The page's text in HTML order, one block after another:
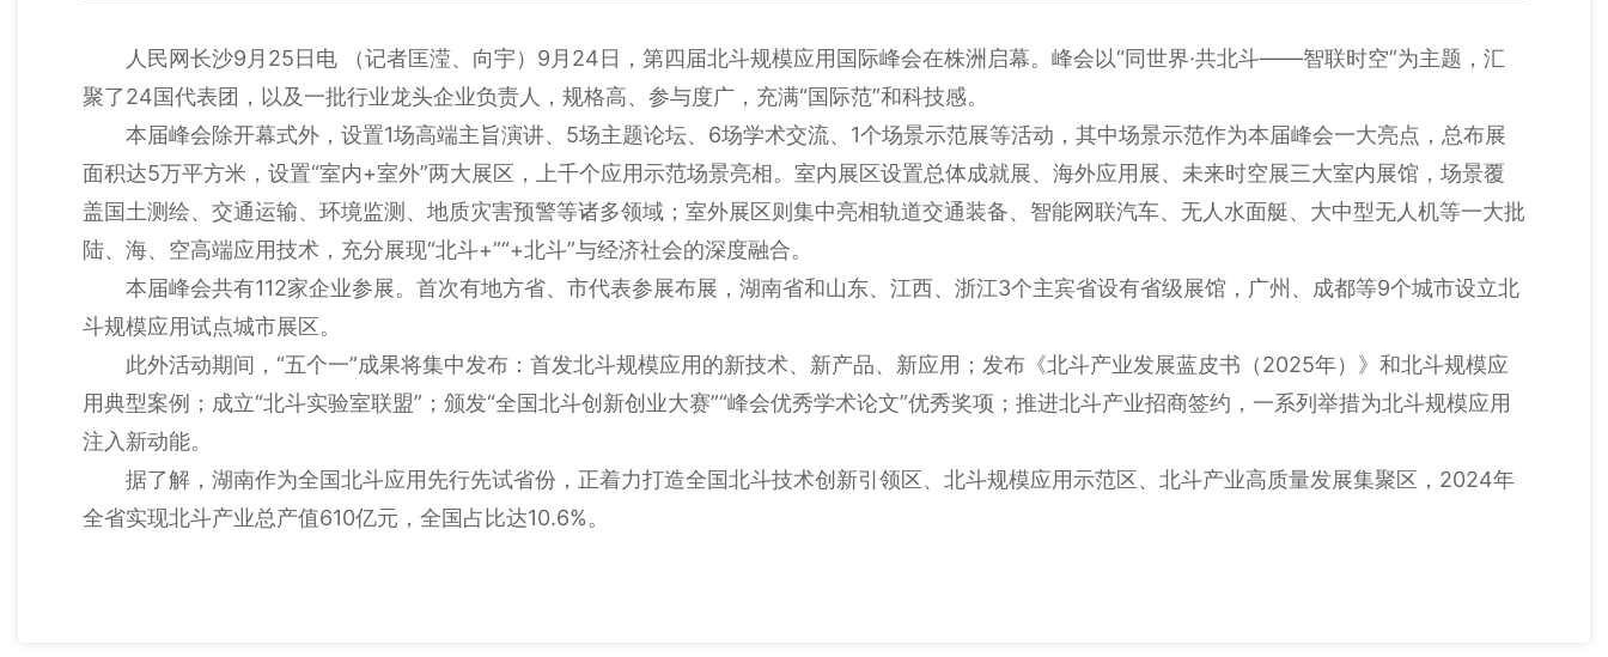
人民网长沙9月25日电 （记者匡滢、向宇）9月24日，第四届北斗规模应用国际峰会在株洲启幕。峰会以“同世界·共北斗——智联时空”为主题，汇
聚了24国代表团，以及一批行业龙头企业负责人，规格高、参与度广，充满“国际范”和科技感。
本届峰会除开幕式外，设置1场高端主旨演讲、5场主题论坛、6场学术交流、1个场景示范展等活动，其中场景示范作为本届峰会一大亮点，总布展
面积达5万平方米，设置“室内+室外”两大展区，上千个应用示范场景亮相。室内展区设置总体成就展、海外应用展、未来时空展三大室内展馆，场景覆
盖国土测绘、交通运输、环境监测、地质灾害预警等诸多领域；室外展区则集中亮相轨道交通装备、智能网联汽车、无人水面艇、大中型无人机等一大批
陆、海、空高端应用技术，充分展现“北斗+”“+北斗”与经济社会的深度融合。
本届峰会共有112家企业参展。首次有地方省、市代表参展布展，湖南省和山东、江西、浙江3个主宾省设有省级展馆，广州、成都等9个城市设立北
斗规模应用试点城市展区。
此外活动期间，“五个一”成果将集中发布：首发北斗规模应用的新技术、新产品、新应用；发布《北斗产业发展蓝皮书（2025年）》和北斗规模应
用典型案例；成立“北斗实验室联盟”；颁发“全国北斗创新创业大赛”“峰会优秀学术论文”优秀奖项；推进北斗产业招商签约，一系列举措为北斗规模应用
注入新动能。
据了解，湖南作为全国北斗应用先行先试省份，正着力打造全国北斗技术创新引领区、北斗规模应用示范区、北斗产业高质量发展集聚区，2024年
全省实现北斗产业总产值610亿元，全国占比达10.6%。